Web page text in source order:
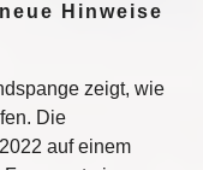
Hinweise
zeigt, wie
Die
auf einem